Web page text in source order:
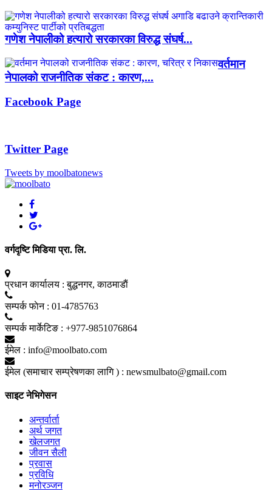
गणेश नेपालीको हत्यारो सरकारका विरुद्ध संघर्ष...
वर्तमान
नेपालको राजनीतिक संकट : कारण,...
Facebook Page
Twitter Page
Tweets by moolbatonews
वर्गदृष्टि मिडिया प्रा. लि.
प्रधान कार्यालय : बुद्धनगर, काठमाडाैं
सम्पर्क फाेन : 01-4785763
सम्पर्क मार्केटिङ : +977-9851076864
ईमेल : info@moolbato.com
ईमेल (समाचार सम्प्रेषणका लागि ) : newsmulbato@gmail.com
साइट नेभिगेसन
अन्तर्वार्ता
अर्थ जगत
खेलजगत
जीवन सैली
प्रवास
प्रविधि
मनोरञ्जन